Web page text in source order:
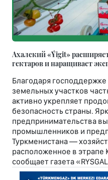
Ахалский «Ýigit»
гектаров и наращивает
Благодаря
земельных участков
активно укрепляет
безопасность страны.
предпринимательства
промышленников и
Туркменистана —
расположенное в этрапе
сообщает газета